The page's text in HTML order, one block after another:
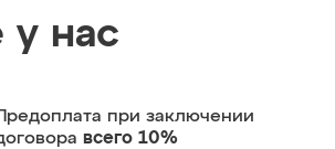
у нас
при заключении
всего 10%